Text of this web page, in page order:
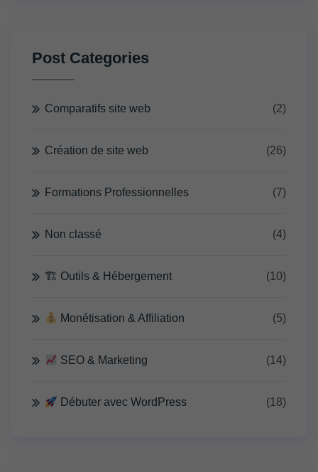
Post Categories
Comparatifs site web (2)
Création de site web (26)
Formations Professionnelles (7)
Non classé (4)
🏗 Outils & Hébergement (10)
Monétisation & Affiliation (5)
SEO & Marketing (14)
Débuter avec WordPress (18)